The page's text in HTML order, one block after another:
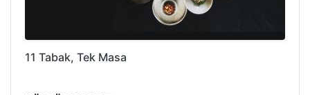
11 Tabak, Tek Masa